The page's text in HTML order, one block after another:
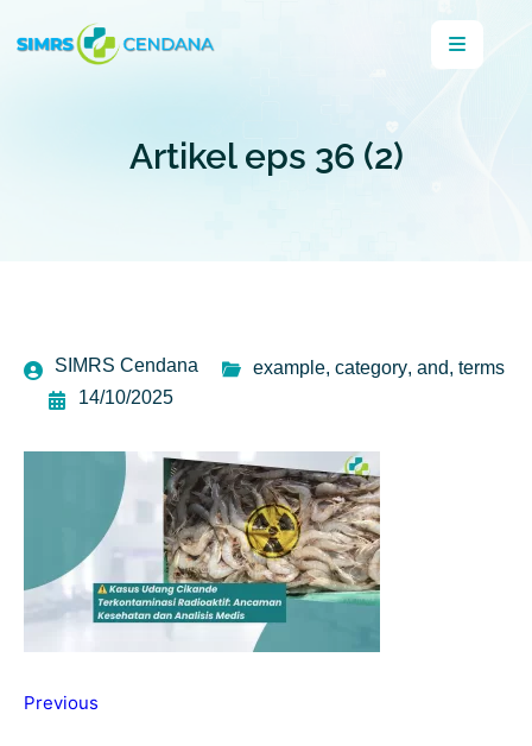
Artikel eps 36 (2)
SIMRS Cendana example, category, and, terms
14/10/2025
Previous